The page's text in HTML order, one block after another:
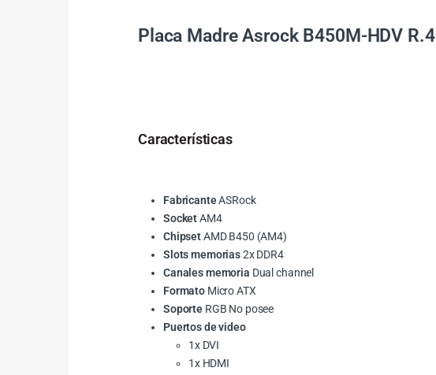
Placa Madre Asrock B450M-HDV R.4
Características
FabricanteASRock
SocketAM4
ChipsetAMD B450 (AM4)
Slots memorias2x DDR4
Canales memoria Dual channel
Formato Micro ATX
Soporte RGB No posee
Puertos de video
1x DVI
1x HDMI